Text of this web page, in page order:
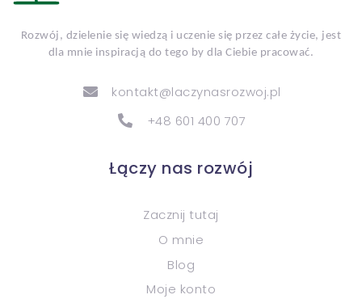
Rozwój, dzielenie się wiedzą i uczenie się przez całe życie, jest
dla mnie inspiracją do tego by dla Ciebie pracować.
kontakt@laczynasrozwoj.pl
+48 601 400 707
Łączy nas rozwój
Zacznij tutaj
O mnie
Blog
Moje konto